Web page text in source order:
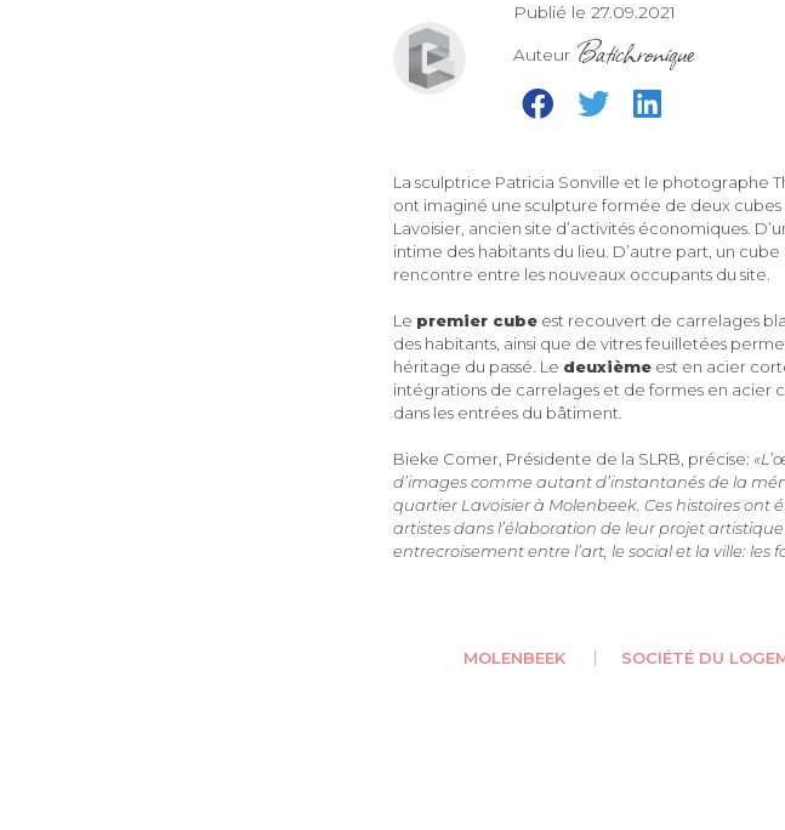
Publié le 27.09.2021
Auteur Batichronique
La sculptrice Patricia Sonville et le photographe
ont imaginé une sculpture formée de deux
Lavoisier, ancien site d’activités économiques.
intime des habitants du lieu. D’autre part, un
rencontre entre les nouveaux occupants du site.
Le premier cube est recouvert de carrelages
des habitants, ainsi que de vitres feuilletées
héritage du passé. Le deuxième est en acier
intégrations de carrelages et de formes en acier
dans les entrées du bâtiment.
Bieke Comer, Présidente de la SLRB, précise:
d’images comme autant d’instantanés de la
quartier Lavoisier à Molenbeek. Ces histoires ont
artistes dans l’élaboration de leur projet
entrecroisement entre l’art, le social et la ville:
MOLENBEEK SOCIÉTÉ DU